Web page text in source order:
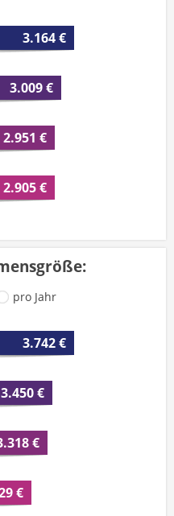
3.164 €
3.009 €
2.951 €
2.905 €
pro Jahr
3.742 €
3.450 €
€
€